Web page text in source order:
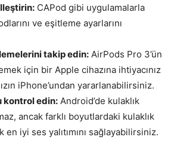
CAPod gibi uygulamalarla
ve eşitleme ayarlarını
takip edin: AirPods Pro 3’ün
için bir Apple cihazına ihtiyacınız
iPhone’undan yararlanabilirsiniz.
kontrol edin: Android’de kulaklık
ancak farklı boyutlardaki kulaklık
en iyi ses yalıtımını sağlayabilirsiniz.